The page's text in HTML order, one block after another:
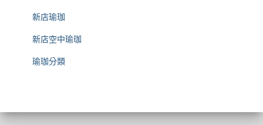
新店瑜珈
新店空中瑜珈
瑜珈分類